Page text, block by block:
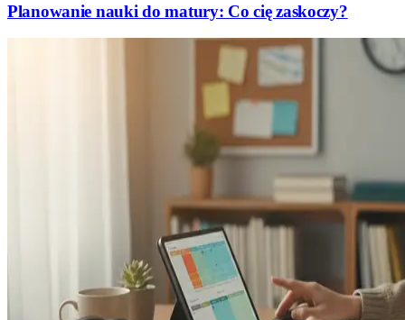
Planowanie nauki do matury: Co cię zaskoczy?